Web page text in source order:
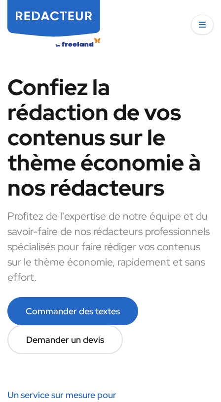
Confiez la
rédaction de vos
contenus sur le
thème économie à
nos rédacteurs
Profitez de l'expertise de notre équipe et du
savoir-faire de nos rédacteurs professionnels
spécialisés pour faire rédiger vos contenus
sur le thème économie, rapidement et sans
effort.
Commander des textes
Demander un devis
Un service sur mesure pour